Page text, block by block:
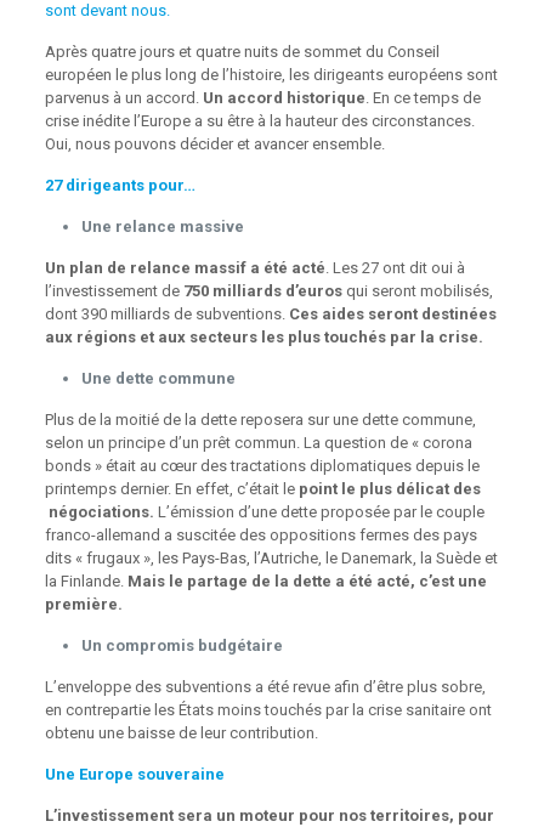
sont devant nous.
Après quatre jours et quatre nuits de sommet du Conseil
européen le plus long de l’histoire, les dirigeants européens sont
parvenus à un accord. Un accord historique. En ce temps de
crise inédite l’Europe a su être à la hauteur des circonstances.
Oui, nous pouvons décider et avancer ensemble.
27 dirigeants pour…
Une relance massive
Un plan de relance massif a été acté. Les 27 ont dit oui à
l’investissement de 750 milliards d’eurosqui seront mobilisés,
dont 390 milliards de subventions. Ces aides seront destinées
aux régions et aux secteurs les plus touchés par la crise.
Une dette commune
Plus de la moitié de la dette reposera sur une dette commune,
selon un principe d’un prêt commun. La question de « corona
bonds » était au cœur des tractations diplomatiques depuis le
printemps dernier. En effet, c’était le point le plus délicat des
négociations. L’émission d’une dette proposée par le couple
franco-allemand a suscitée des oppositions fermes des pays
dits « frugaux », les Pays-Bas, l’Autriche, le Danemark, la Suède et
la Finlande. Mais le partage de la dette a été acté, c’est une
première.
Un compromis budgétaire
L’enveloppe des subventions a été revue afin d’être plus sobre,
en contrepartie les États moins touchés par la crise sanitaire ont
obtenu une baisse de leur contribution.
Une Europe souveraine
L’investissement sera un moteur pour nos territoires, pour